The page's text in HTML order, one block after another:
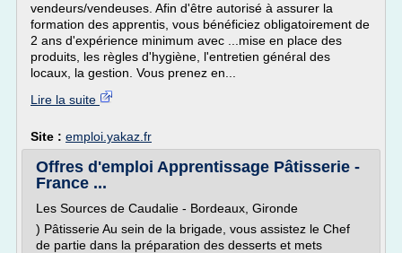
vendeurs/vendeuses. Afin d'être autorisé à assurer la
formation des apprentis, vous bénéficiez obligatoirement de
2 ans d'expérience minimum avec ...mise en place des
produits, les règles d'hygiène, l'entretien général des
locaux, la gestion. Vous prenez en...
Lire la suite
Site : emploi.yakaz.fr
Offres d'emploi Apprentissage Pâtisserie -
France ...
Les Sources de Caudalie - Bordeaux, Gironde
) Pâtisserie Au sein de la brigade, vous assistez le Chef
de partie dans la préparation des desserts et mets